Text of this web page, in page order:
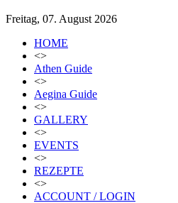
Freitag, 07. August 2026
HOME
<>
Athen Guide
<>
Aegina Guide
<>
GALLERY
<>
EVENTS
<>
REZEPTE
<>
ACCOUNT / LOGIN